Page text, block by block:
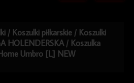
/ Koszulki piłkarskie / Koszulki
HOLENDERSKA / Koszulka
Umbro [L] NEW